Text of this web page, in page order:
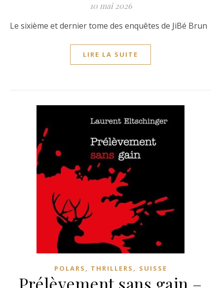
10 mai 2026
Le sixième et dernier tome des enquêtes de JiBé Brun
LIRE LA SUITE
POLARS, THRILLERS , SUISSE
Prélèvement sans gain –